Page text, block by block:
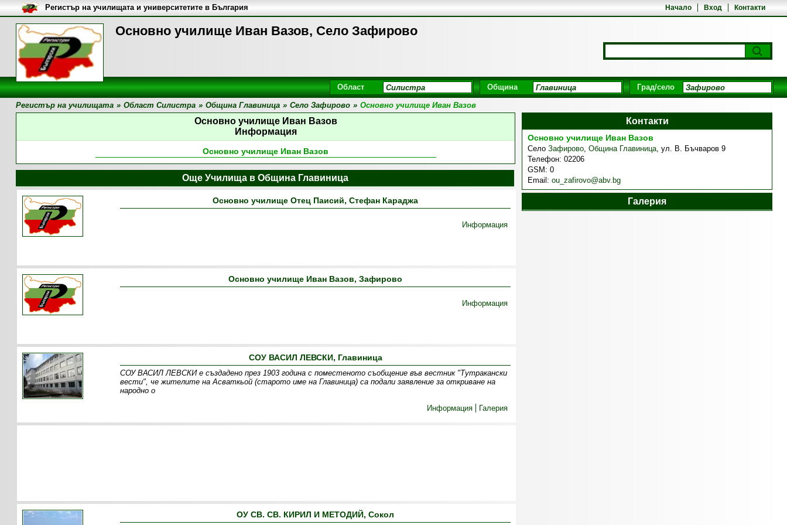
Основно училище Иван Вазов, Село Зафирово
Начало Вход Контакти
Регистър на училищата и университетите в България
Област Община Град/село
Регистър на училищата » Област Силистра » Община Главиница » Село Зафирово » Основно училище Иван Вазов
Основно училище Иван Вазов
Информация
Основно училище Иван Вазов
Контакти
Основно училище Иван Вазов
Село Зафирово, Община Главиница, ул. В. Бъчваров 9
Телефон: 02206
GSM: 0
Email: ou_zafirovo@abv.bg
Галерия
Още Училища в Община Главиница
Основно училище Отец Паисий, Стефан Караджа
Информация
Основно училище Иван Вазов, Зафирово
Информация
СОУ ВАСИЛ ЛЕВСКИ, Главиница
СОУ ВАСИЛ ЛЕВСКИ е създадено през 1903 година с поместеното съобщение във вестник "Тутракански
вести", че жителите на Асваткьой (старото име на Главиница) са подали заявление за откриване на
народно о
Информация
Галерия
ОУ СВ. СВ. КИРИЛ И МЕТОДИЙ, Сокол